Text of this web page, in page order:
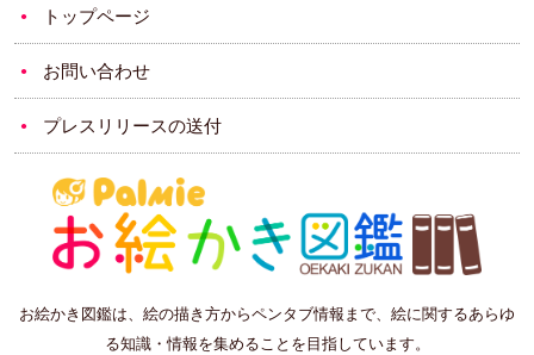
トップページ
お問い合わせ
プレスリリースの送付
お絵かき図鑑は、絵の描き方からペンタブ情報まで、絵に関するあらゆ
る知識・情報を集めることを目指しています。